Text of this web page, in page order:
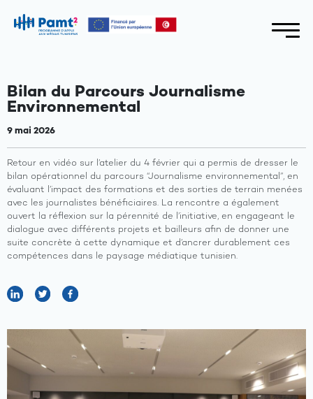
A
propos
Bilan du Parcours Journalisme
Environnemental
9 mai 2026
Retour en vidéo sur l’atelier du 4 février qui a permis de dresser le
bilan opérationnel du parcours “Journalisme environnemental”, en
évaluant l’impact des formations et des sorties de terrain menées
avec les journalistes bénéficiaires. La rencontre a également
ouvert la réflexion sur la pérennité de l’initiative, en engageant le
dialogue avec différents projets et bailleurs afin de donner une
suite concrète à cette dynamique et d’ancrer durablement ces
compétences dans le paysage médiatique tunisien.